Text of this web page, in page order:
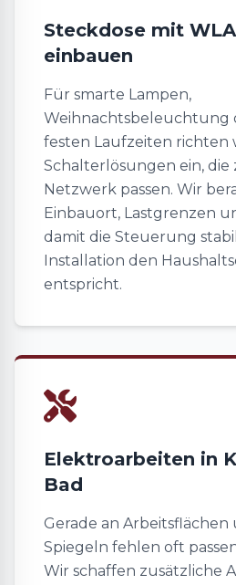
Steckdose mit
einbauen
Für smarte Lampen,
Weihnachtsbeleuchtung
festen Laufzeiten richten
Schalterlösungen ein, die
Netzwerk passen. Wir
Einbauort, Lastgrenzen
damit die Steuerung
Installation den
entspricht.
Elektroarbeiten in
Bad
Gerade an
Spiegeln fehlen oft
Wir schaffen zusätzliche